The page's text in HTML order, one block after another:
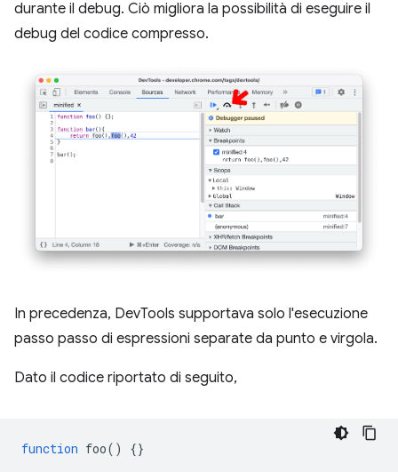
durante il debug. Ciò migliora la possibilità di eseguire il
debug del codice compresso.
In precedenza, DevTools supportava solo l'esecuzione
passo passo di espressioni separate da punto e virgola.
Dato il codice riportato di seguito,
function foo() {}